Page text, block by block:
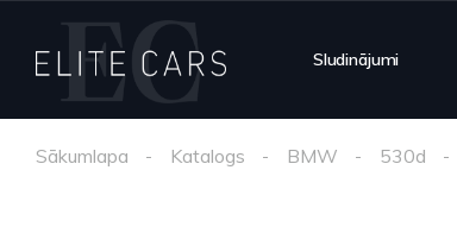
Sludinājumi
Sākumlapa Katalogs BMW 530d